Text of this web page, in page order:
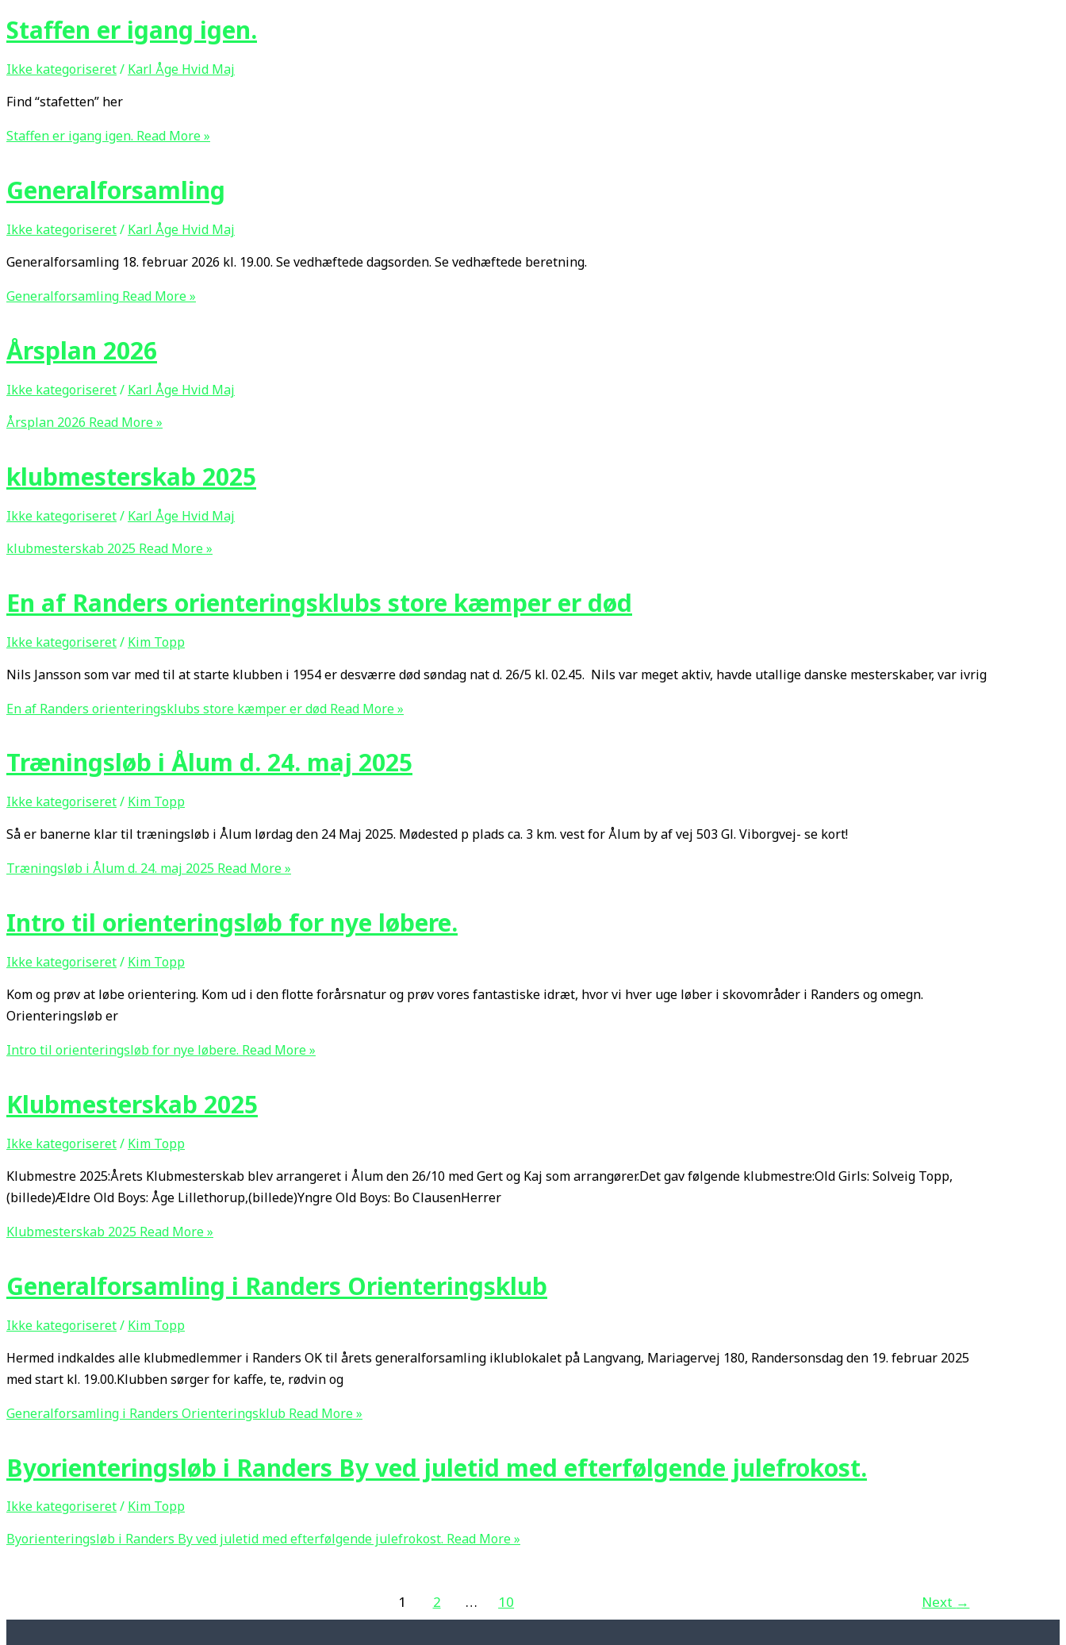
Staffen er igang igen.
Ikke kategoriseret/ Karl Åge Hvid Maj
Find “stafetten” her
Staffen er igang igen. Read More »
Generalforsamling
Ikke kategoriseret/ Karl Åge Hvid Maj
Generalforsamling 18. februar 2026 kl. 19.00. Se vedhæftede dagsorden. Se vedhæftede beretning.
Generalforsamling Read More »
Årsplan 2026
Ikke kategoriseret/ Karl Åge Hvid Maj
Årsplan 2026 Read More »
klubmesterskab 2025
Ikke kategoriseret/ Karl Åge Hvid Maj
klubmesterskab 2025 Read More »
En af Randers orienteringsklubs store kæmper er død
Ikke kategoriseret/ Kim Topp
Nils Jansson som var med til at starte klubben i 1954 er desværre død søndag nat d. 26/5 kl. 02.45. Nils var meget aktiv, havde utallige danske mesterskaber, var ivrig
En af Randers orienteringsklubs store kæmper er død Read More »
Træningsløb i Ålum d. 24. maj 2025
Ikke kategoriseret/ Kim Topp
Så er banerne klar til træningsløb i Ålum lørdag den 24 Maj 2025. Mødested p plads ca. 3 km. vest for Ålum by af vej 503 Gl. Viborgvej- se kort!
Træningsløb i Ålum d. 24. maj 2025 Read More »
Intro til orienteringsløb for nye løbere.
Ikke kategoriseret/ Kim Topp
Kom og prøv at løbe orientering. Kom ud i den flotte forårsnatur og prøv vores fantastiske idræt, hvor vi hver uge løber i skovområder i Randers og omegn.
Orienteringsløb er
Intro til orienteringsløb for nye løbere. Read More »
Klubmesterskab 2025
Ikke kategoriseret/ Kim Topp
Klubmestre 2025:Årets Klubmesterskab blev arrangeret i Ålum den 26/10 med Gert og Kaj som arrangører.Det gav følgende klubmestre:Old Girls: Solveig Topp,
(billede)Ældre Old Boys: Åge Lillethorup,(billede)Yngre Old Boys: Bo ClausenHerrer
Klubmesterskab 2025 Read More »
Generalforsamling i Randers Orienteringsklub
Ikke kategoriseret/ Kim Topp
Hermed indkaldes alle klubmedlemmer i Randers OK til årets generalforsamling iklublokalet på Langvang, Mariagervej 180, Randersonsdag den 19. februar 2025
med start kl. 19.00.Klubben sørger for kaffe, te, rødvin og
Generalforsamling i Randers Orienteringsklub Read More »
Byorienteringsløb i Randers By ved juletid med efterfølgende julefrokost.
Ikke kategoriseret/ Kim Topp
Byorienteringsløb i Randers By ved juletid med efterfølgende julefrokost. Read More »
1 2 … 10 Next →